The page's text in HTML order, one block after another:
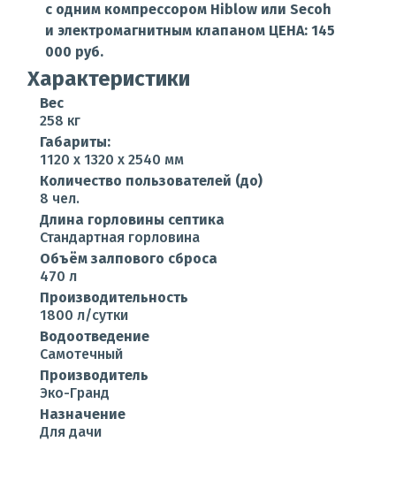
с одним компрессором Hiblow или Secoh
и электромагнитным клапаном ЦЕНА: 145
000 руб.
Характеристики
Вес
258 кг
Габариты:
1120 x 1320 x 2540 мм
Количество пользователей (до)
8 чел.
Длина горловины септика
Стандартная горловина
Объём залпового сброса
470 л
Производительность
1800 л/сутки
Водоотведение
Самотечный
Производитель
Эко-Гранд
Назначение
Для дачи